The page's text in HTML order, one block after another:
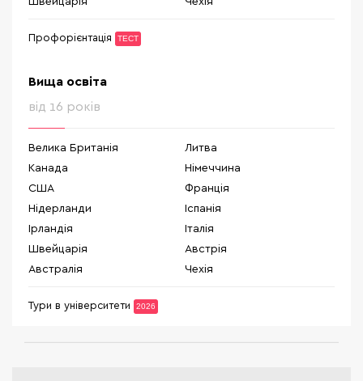
Профорієнтація ТЕСТ
Вища освіта
від 16 років
Велика Британія
Канада
США
Нідерланди
Ірландія
Швейцарія
Австралія
Литва
Німеччина
Франція
Іспанія
Італія
Австрія
Чехія
Тури в університети 2026